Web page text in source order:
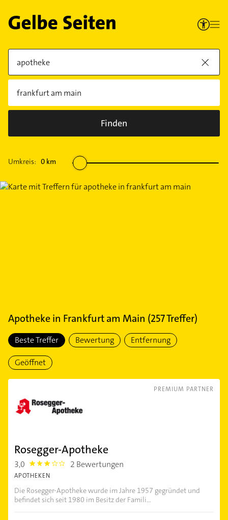
Finden
Umkreis: 0 km
Apothekein Frankfurt am Main (257Treffer)
Beste Treffer Bewertung Entfernung
Geöffnet
PREMIUM PARTNER
Rosegger-Apotheke
3,0 3.0 2 Bewertungen
APOTHEKEN
Die Rosegger-Apotheke wurde im Jahre 1957 gegründet und
befindet sich seit 1980 im Besitz der Famili...